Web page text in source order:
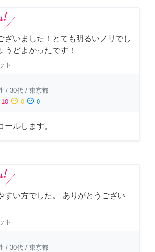
ざいました！とても明るいノリでし
うどよかったです！
ト
/ 30代 / 東京都
10 sentiment_neutral 0 sentiment_dissatisfied 0
ールします。
すい方でした。 ありがとうござい
ト
/ 30代 / 東京都